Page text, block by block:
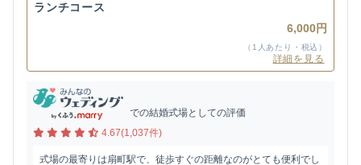
ランチコース
6,000円
（1人あたり・税込）
詳細を見る
での結婚式場としての評価
4.67(1,037件)
式場の最寄りは扇町駅で、徒歩すぐの距離なのがとても便利でし